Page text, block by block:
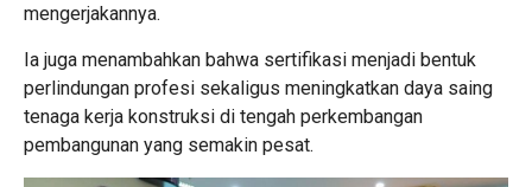
mengerjakannya.
Ia juga menambahkan bahwa sertifikasi menjadi bentuk
perlindungan profesi sekaligus meningkatkan daya saing
tenaga kerja konstruksi di tengah perkembangan
pembangunan yang semakin pesat.